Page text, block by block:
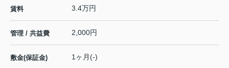
賃料 3.4万円
管理 / 共益費 2,000円
敷金(保証金) 1ヶ月(-)